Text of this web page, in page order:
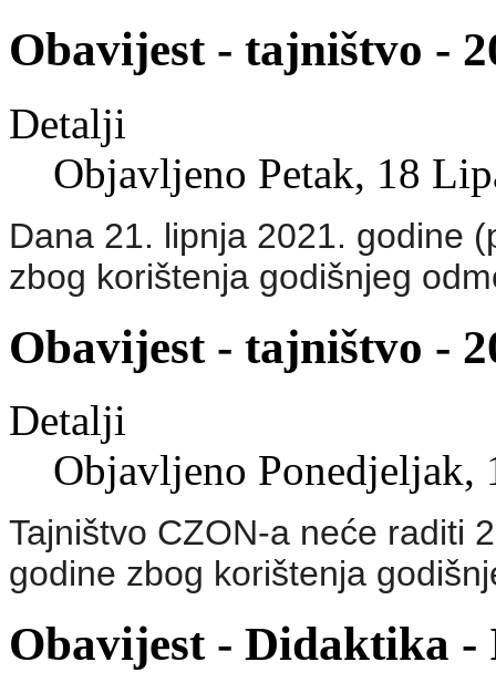
Obavijest - tajništvo -
Detalji
Objavljeno Petak, 18
Dana 21. lipnja 2021. godine
zbog korištenja godišnjeg
Obavijest - tajništvo -
Detalji
Objavljeno Ponedjeljak,
Tajništvo CZON-a neće raditi
godine zbog korištenja
Obavijest - Didaktika -